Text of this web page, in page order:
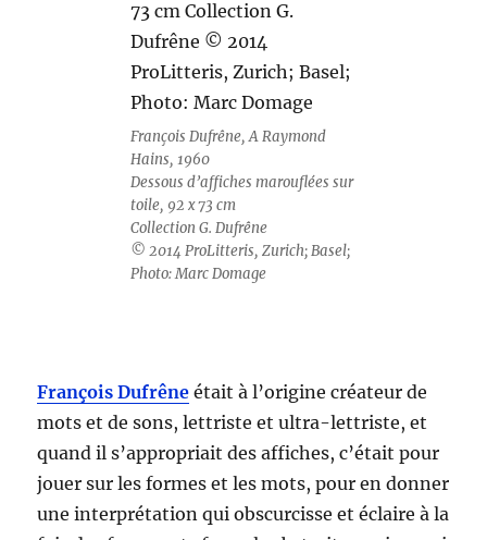
François Dufrêne, A Raymond
Hains, 1960
Dessous d’affiches marouflées sur
toile, 92 x 73 cm
Collection G. Dufrêne
© 2014 ProLitteris, Zurich; Basel;
Photo: Marc Domage
François Dufrêne était à l’origine créateur de
mots et de sons, lettriste et ultra-lettriste, et
quand il s’appropriait des affiches, c’était pour
jouer sur les formes et les mots, pour en donner
une interprétation qui obscurcisse et éclaire à la